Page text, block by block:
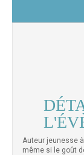
Auteur jeunesse
même si le goût